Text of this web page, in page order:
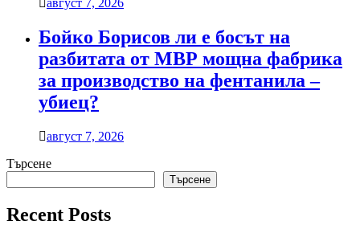
август 7, 2026
Бойко Борисов ли е босът на
разбитата от МВР мощна фабрика
за производство на фентанила –
убиец?
август 7, 2026
Търсене
Търсене
Recent Posts